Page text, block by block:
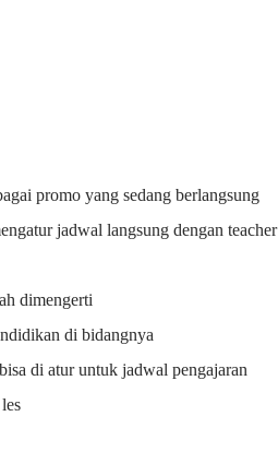
promo yang sedang berlangsung
jadwal langsung dengan teacher
dimengerti
di bidangnya
di atur untuk jadwal pengajaran